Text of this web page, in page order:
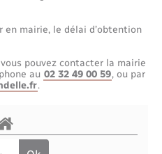
de l’espace
en mairie, le délai d’obtention
pouvez contacter la mairie
au 02 32 49 00 59, ou par
.